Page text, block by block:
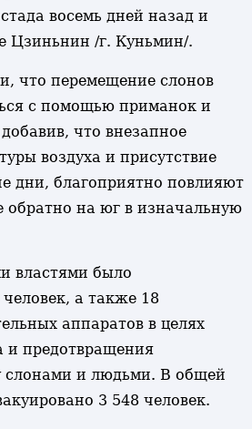
восемь дней назад и
Цзиньнин /г. Куньмин/.
что перемещение слонов
с помощью приманок и
что внезапное
воздуха и присутствие
дни, благоприятно повлияют
обратно на юг в изначальную
властями было
а также 18
аппаратов в целях
и предотвращения
слонами и людьми. В общей
3 548 человек.